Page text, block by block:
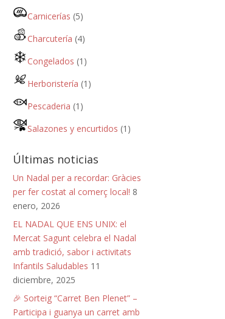
Carnicerías (5)
Charcutería (4)
Congelados (1)
Herboristería (1)
Pescaderia (1)
Salazones y encurtidos (1)
Últimas noticias
Un Nadal per a recordar: Gràcies
per fer costat al comerç local! 8
enero, 2026
EL NADAL QUE ENS UNIX: el
Mercat Sagunt celebra el Nadal
amb tradició, sabor i activitats
Infantils Saludables 11
diciembre, 2025
🎉 Sorteig “Carret Ben Plenet” –
Participa i guanya un carret amb